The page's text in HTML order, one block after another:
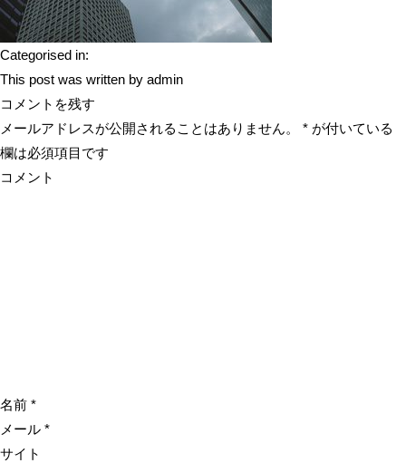
Categorised in:
This post was written by admin
コメントを残す
メールアドレスが公開されることはありません。
* が付いている
欄は必須項目です
コメント
名前 *
メール *
サイト